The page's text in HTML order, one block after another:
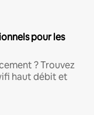
pour les
? Trouvez
haut débit et